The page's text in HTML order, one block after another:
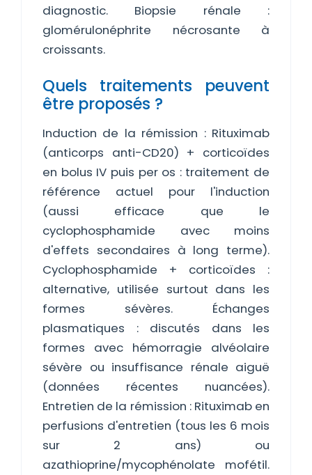
diagnostic. Biopsie rénale :
glomérulonéphrite nécrosante à
croissants.
Quels traitements peuvent
être proposés ?
Induction de la rémission : Rituximab
(anticorps anti-CD20) + corticoïdes
en bolus IV puis per os : traitement de
référence actuel pour l'induction
(aussi efficace que le
cyclophosphamide avec moins
d'effets secondaires à long terme).
Cyclophosphamide + corticoïdes :
alternative, utilisée surtout dans les
formes sévères. Échanges
plasmatiques : discutés dans les
formes avec hémorragie alvéolaire
sévère ou insuffisance rénale aiguë
(données récentes nuancées).
Entretien de la rémission : Rituximab en
perfusions d'entretien (tous les 6 mois
sur 2 ans) ou
azathioprine/mycophénolate mofétil.